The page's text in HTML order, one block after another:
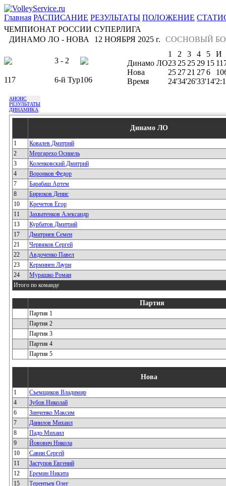
Главная РАСПИСАНИЕ РЕЗУЛЬТАТЫ ПОЛОЖЕНИЕ
ЧЕМПИОНАТ РОССИИ СУПЕРЛИГА
ДИНАМО ЛО - НОВА
СОСНОВЫЙ
12 НОЯБРЯ 2025 г.
3 - 2
117 6-й Тур106
1 2 3 4 5
И
Динамо ЛО23 25 25 29 15
Нова
25 27 21 276
Время
24'34'26'33'14'
АНОНС
РЕЗУЛЬТАТЫ
ДИНАМИКА
Динамо ЛО
1
Ковалев Дмитрий
2
Мергарехо Осниель
3
Коленковский Дмитрий
4
Воронков Федор
7
Барабаш Артем
8
Бирюков Денис
10
Кречетов Егор
11
Захватенков Александр
13
Курбатов Дмитрий
17
Дмитриев Семен
21
Червяков Сергей
22
Авдоченко Павел
23
Керминен Лаури
24
Мурашко Роман
Итого по команде
Партия
Партия 1
Партия 2
Партия 3
Партия 4
Партия 5
Нова
1
Съемщиков Владимир
4
Зубов Николай
6
Зинченко Максим
7
Данилов Михаил
8
Падо Михаил
9
Йовович Никола
10
Савин Сергей
11
Заступов Евгений
12
Еремин Никита
15
Терентьев Олег